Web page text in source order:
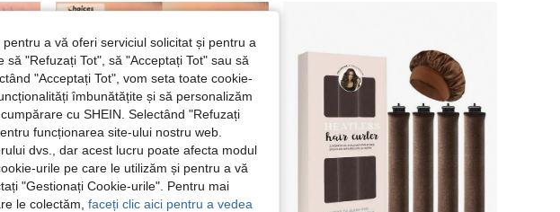
a vă oferi serviciul solicitat și pentru a
"Refuzați Tot", să "Acceptați Tot" sau să
"Acceptați Tot", vom seta toate cookie-
îmbunătățite și să personalizăm
cu SHEIN. Selectând "Refuzați
funcționarea site-ului nostru web.
dvs., dar acest lucru poate afecta modul
urile pe care le utilizăm și pentru a vă
"Gestionați Cookie-urile". Pentru mai
le colectăm, faceți clic aici pentru a vedea